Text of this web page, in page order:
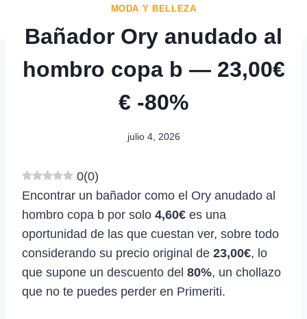
MODA Y BELLEZA
Bañador Ory anudado al
hombro copa b — 23,00€
€ -80%
julio 4, 2026
0(0)
Encontrar un bañador como el Ory anudado al
hombro copa b por solo 4,60€ es una
oportunidad de las que cuestan ver, sobre todo
considerando su precio original de 23,00€, lo
que supone un descuento del 80%, un chollazo
que no te puedes perder en Primeriti.